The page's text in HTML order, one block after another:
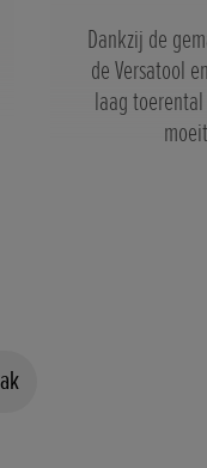
Dankzij de
de Versatool
laag